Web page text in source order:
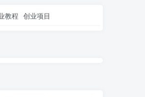
教程 创业项目